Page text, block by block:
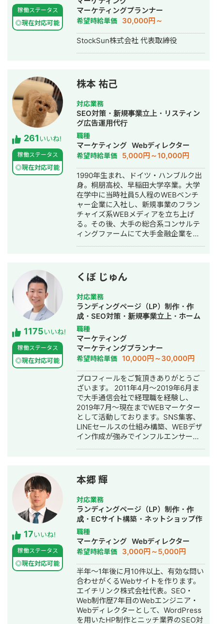
稼働ステータス
◎現在対応可能
成代行・SEO対策・新規事業立上・
SNS運用代行・ホームページ制作・作
成・リスティング広告運用代行・動画
制作・動画編集
マーケティングプランナー
希望時給単価 30,000円～
StockSun株式会社 代表取締役
261いいね!
稼働ステータス
◎現在対応可能
株本 祐己
対応業務
SEO対策・新規事業立上・リスティン
グ広告運用代行
職種
マーケティング Webディレクター
希望時給単価 5,000円～10,000円
1990年生まれ、ドイツ・ハンブルク出
身。桐朋高校、早稲田大学卒業。大学
在学中に当時社員5人程のWEBベンチ
ャー企業に入社し、新規事業のフラン
チャイズ系WEBメディアを立ち上げ
る。その後、大手の総合系コンサルテ
ィングファームにて大手金融企業を顧
1175いいね!
稼働ステータス
◎現在対応可能
くぼ じゅん
対応業務
ランディングページ（LP）制作・作
成・SEO対策・新規事業立上・ホーム
ページ制作・作成・リスティング広告
運用代行
職種
マーケティング
マーケティングプランナー
希望時給単価 10,000円～30,000円
プロフィールをご覧頂きありがとうご
ざいます。 2011年4月～2019年6月ま
で大手通信会社で経理職を経験し、
2019年7月～現在までWEBマーケター
として活動しております。SNS集客、
LINEセールスの仕組み構築、WEBデザ
イン作成が強みでインフルエンサーの
17いいね!
稼働ステータス
◎現在対応可能
本郷 輝
対応業務
ランディングページ（LP）制作・作
成・ECサイト構築・ネットショップ作
成代行・SEO対策・記事作成代行・ラ
イティング・ホームページ制作・作
成・オウンドメディア制作・構築・運
用代行
職種
マーケティング Webディレクター
希望時給単価 3,000円～5,000円
半年～1年後に月10件以上、有効な問い
合わせがくるWebサイトを作ります。
エイチリンク株式会社代表。SEO・
Web制作歴7年目のWebエンジニア・
Webディレクターとして、WordPress
を用いたHP制作とニッチ業界のSEO対